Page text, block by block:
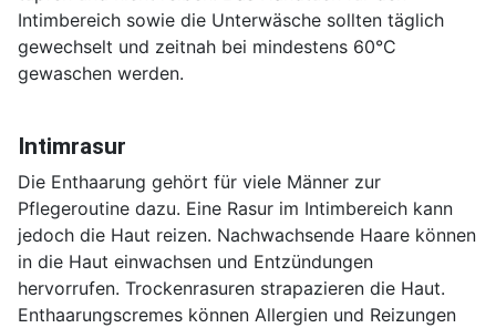
Intimbereich sowie die Unterwäsche sollten täglich
gewechselt und zeitnah bei mindestens 60°C
gewaschen werden.
Intimrasur
Die Enthaarung gehört für viele Männer zur
Pflegeroutine dazu. Eine Rasur im Intimbereich kann
jedoch die Haut reizen. Nachwachsende Haare können
in die Haut einwachsen und Entzündungen
hervorrufen. Trockenrasuren strapazieren die Haut.
Enthaarungscremes können Allergien und Reizungen